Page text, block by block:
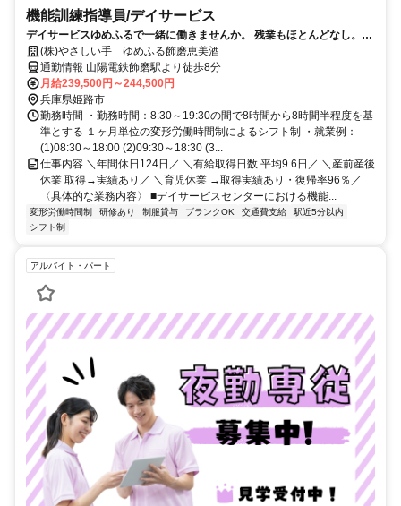
機能訓練指導員/デイサービス
デイサービスゆめふるで一緒に働きませんか。 残業もほとんどなし。年
間休日124日 職場見学もお気軽にお問合せ下さい
(株)やさしい手 ゆめふる飾磨恵美酒
通勤情報 山陽電鉄飾磨駅より徒歩8分
月給239,500円～244,500円
兵庫県姫路市
勤務時間 ・勤務時間：8:30～19:30の間で8時間から8時間半程度を基
準とする １ヶ月単位の変形労働時間制によるシフト制 ・就業例：
(1)08:30～18:00 (2)09:30～18:30 (3...
仕事内容 ＼年間休日124日／ ＼有給取得日数 平均9.6日／ ＼産前産後
休業 取得→実績あり／ ＼育児休業 →取得実績あり・復帰率96％／
〈具体的な業務内容〉 ■デイサービスセンターにおける機能...
変形労働時間制 研修あり 制服貸与 ブランクOK 交通費支給
駅近5分以内
シフト制
アルバイト・パート